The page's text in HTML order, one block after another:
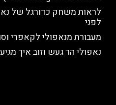
לראות משחק כדורגל של
לפני
מעבורת מנאפולי לקאפרי
נאפולי הר געש וזוב איך